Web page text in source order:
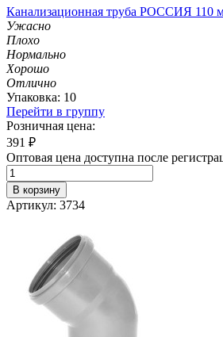
Канализационная труба РОССИЯ 110
Ужасно
Плохо
Нормально
Хорошо
Отлично
Упаковка: 10
Перейти в группу
Розничная цена:
391 ₽
Оптовая цена доступна после
В корзину
Артикул: 3734